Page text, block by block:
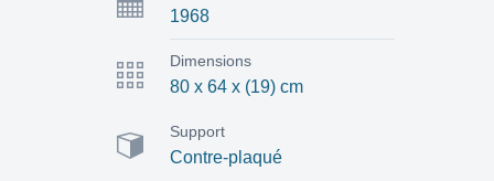
1968
80 x 64 x (19) cm
Dimensions
Contre-plaqué
Support